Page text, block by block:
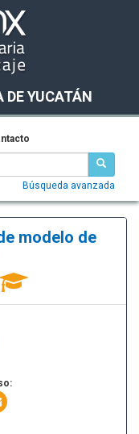
YUCATÁN
Búsqueda avanzada
modelo de